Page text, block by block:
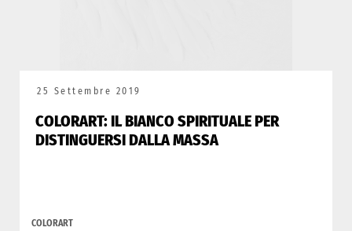
25 Settembre 2019
COLORART: IL BIANCO SPIRITUALE PER
DISTINGUERSI DALLA MASSA
COLORART